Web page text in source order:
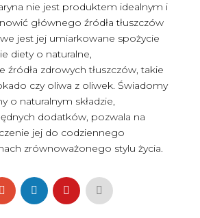
nie jest produktem idealnym i
głównego źródła tłuszczów
jest jej umiarkowane spożycie
diety o naturalne,
źródła zdrowych tłuszczów, takie
czy oliwa z oliwek. Świadomy
o naturalnym składzie,
dodatków, pozwala na
jej do codziennego
zrównoważonego stylu życia.